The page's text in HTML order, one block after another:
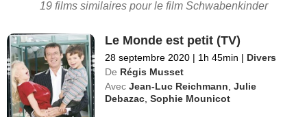
19 films similaires pour le film Schwabenkinder
Le Monde est petit (TV)
28 septembre 2020 | 1h 45min | Divers
De Régis Musset
Avec Jean-Luc Reichmann ,Julie
Debazac ,Sophie Mounicot